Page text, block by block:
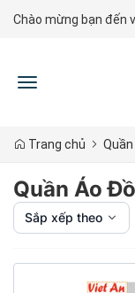
Chào mừng bạn đến
Toggle
Trang chủ
Quần Áo
Sắp xếp theo